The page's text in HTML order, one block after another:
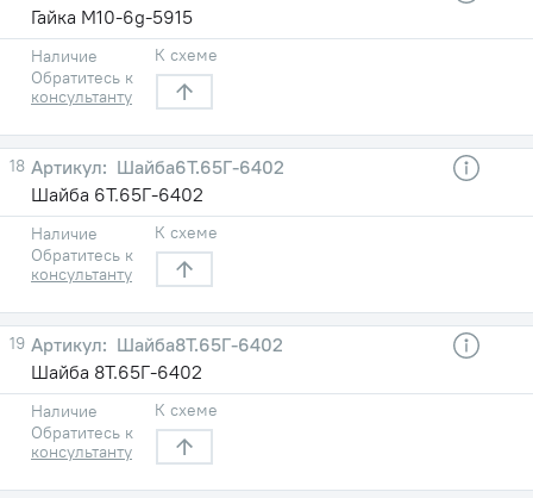
Гайка М10-6g-5915
Наличие
Обратитесь к
консультанту
К схеме
18
Шайба6Т.65Г-6402
Шайба 6Т.65Г-6402
Наличие
Обратитесь к
консультанту
К схеме
19
Шайба8Т.65Г-6402
Шайба 8Т.65Г-6402
Наличие
Обратитесь к
консультанту
К схеме